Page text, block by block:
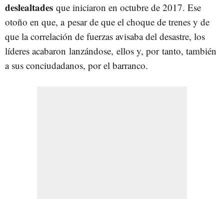
deslealtades que iniciaron en octubre de 2017. Ese
otoño en que, a pesar de que el choque de trenes y de
que la correlación de fuerzas avisaba del desastre, los
líderes acabaron lanzándose, ellos y, por tanto, también
a sus conciudadanos, por el barranco.